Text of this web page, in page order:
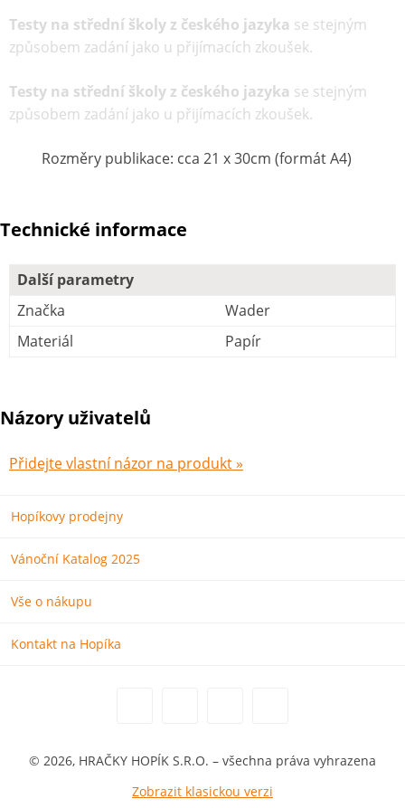
Testy na střední školy z českého jazyka se stejným
způsobem zadání jako u přijímacích zkoušek.
Testy na střední školy z českého jazyka se stejným
způsobem zadání jako u přijímacích zkoušek.
Rozměry publikace: cca 21 x 30cm (formát A4)
Technické informace
Další parametry
Značka
Wader
Materiál
Papír
Názory uživatelů
Přidejte vlastní názor na produkt »
Hopíkovy prodejny
Vánoční Katalog 2025
Vše o nákupu
Kontakt na Hopíka
© 2026, HRAČKY HOPÍK S.R.O. – všechna práva vyhrazena
Zobrazit klasickou verzi